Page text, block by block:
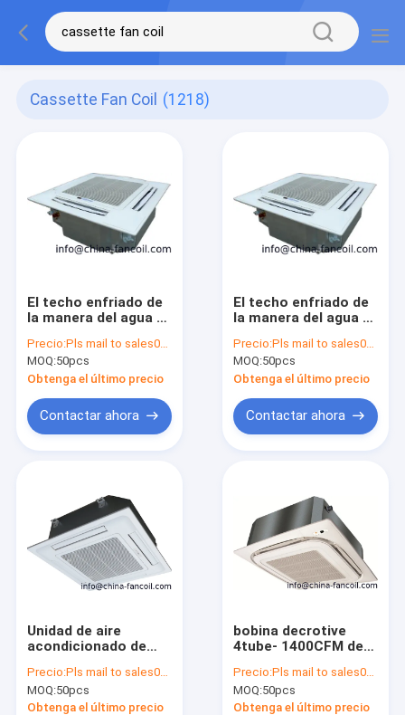
Cassette Fan Coil (1218)
El techo enfriado de
la manera del agua 4
bobina units-
1000CFM del casete
de la fan
Precio:Pls mail to sales02@china-fancoil.com for check
MOQ:50pcs
Obtenga el último precio
Contactar ahora
El techo enfriado de
la manera del agua 4
bobina units-
1200CFM del casete
de la fan
Precio:Pls mail to sales02@china-fancoil.com for check
MOQ:50pcs
Obtenga el último precio
Contactar ahora
Unidad de aire
acondicionado de
refrigerado con agua
1600CFM
Precio:Pls mail to sales02@china-fancoil.com for check
MOQ:50pcs
Obtenga el último precio
bobina decrotive
4tube- 1400CFM de
Precio:Pls mail to sales02@china-fancoil.com for check
MOQ:50pcs
Obtenga el último precio